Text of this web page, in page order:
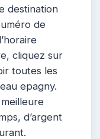
destination
de
cliquez sur
toutes les
epagny.
d’argent